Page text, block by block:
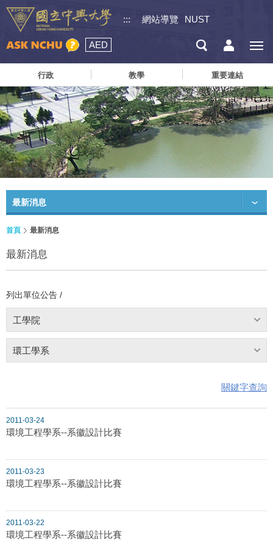
::: 網站導覽 NUST
AED
行政 教學 重要連結
最新消息
首頁 最新消息
最新消息
列出單位公告 /
工學院
環工學系
關鍵字查詢
2011-03-24
環境工程學系--系徽設計比賽
2011-03-23
環境工程學系--系徽設計比賽
2011-03-22
環境工程學系--系徽設計比賽